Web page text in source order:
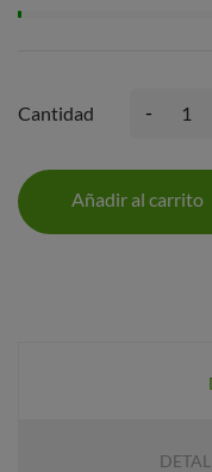
Cantidad -
Añadir al carrito